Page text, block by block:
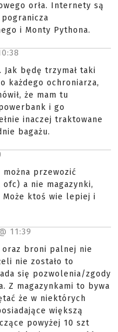
orła. Internety są
i Monty Pythona.
będę trzymał taki
każdego ochroniarza,
że mam tu
i go
inaczej traktowane
bagażu.
przewozić
a nie magazynki,
ktoś wie lepiej i
11:39
oraz broni palnej nie
nie zostało to
się pozwolenia/zgody
Z magazynkami to bywa
że w niektórych
większą
powyżej 10 szt